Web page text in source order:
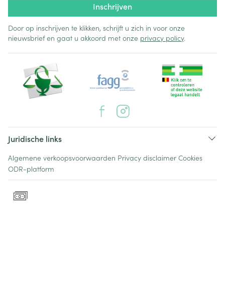
Inschrijven
Door op inschrijven te klikken, schrijft u zich in voor onze
nieuwsbrief en gaat u akkoord met onze privacy policy.
Juridische links
Algemene verkoopsvoorwaarden Privacy disclaimer Cookies
ODR-platform